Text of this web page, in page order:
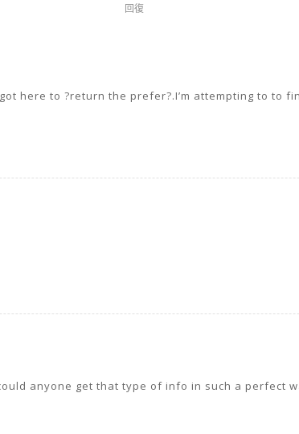
回復
here to ?return the prefer?.I’m attempting to to
anyone get that type of info in such a perfect